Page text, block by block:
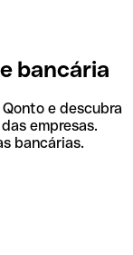
bancária
e descubra
empresas.
bancárias.